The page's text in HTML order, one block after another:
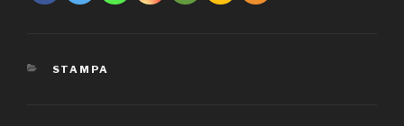
CATEGORIE
STAMPA